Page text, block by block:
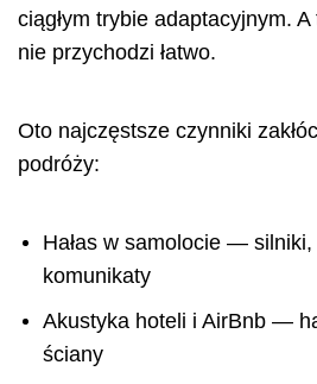
ciągłym trybie adaptacyjnym.
nie przychodzi łatwo.
Oto najczęstsze czynniki
podróży:
Hałas w samolocie — silniki,
komunikaty
Akustyka hoteli i AirBnb —
ściany